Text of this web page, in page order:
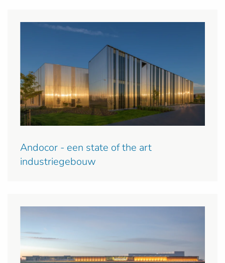
Andocor - een state of the art
industriegebouw